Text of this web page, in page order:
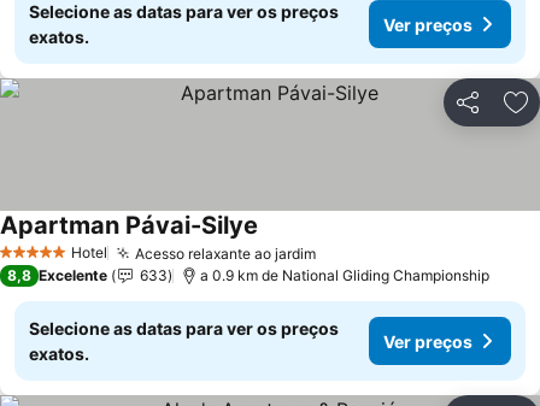
Selecione as datas para ver os preços
exatos.
Ver preços
Partilhar
5 Estrelas Hotel Acesso relaxante ao jardimVer preços
Apartman Pávai-Silye
8,8 Excelente 633 a 0.9 km de National Gliding Championship
Selecione as datas para ver os preços
exatos.
Ver preços